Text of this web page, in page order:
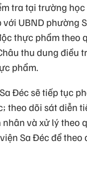
tra tại trường
UBND phường
thực phẩm theo
thu dung điều
phẩm.
Đéc sẽ tiếp tục
theo dõi sát diễn
và xử lý theo
Sa Đéc để theo